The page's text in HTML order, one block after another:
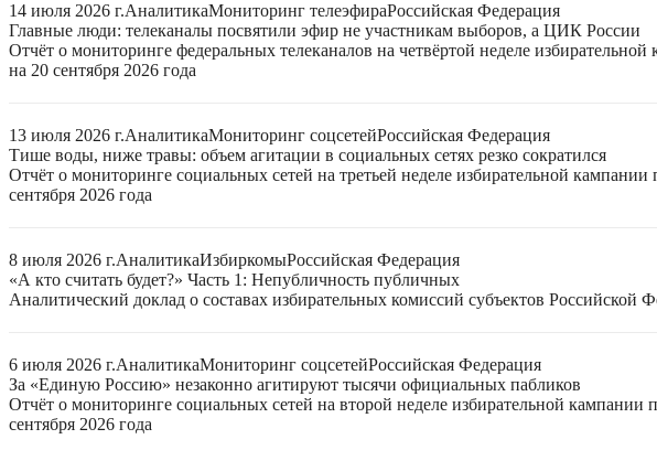
14 июля 2026 г.АналитикаМониторинг телеэфираРоссийская Федерация
Главные люди: телеканалы посвятили эфир не участникам выборов, а ЦИК России
Отчёт о мониторинге федеральных телеканалов на четвёртой неделе
на 20 сентября 2026 года
13 июля 2026 г.АналитикаМониторинг соцсетейРоссийская Федерация
Тише воды, ниже травы: объем агитации в социальных сетях резко сократился
Отчёт о мониторинге социальных сетей на третьей неделе избирательной
сентября 2026 года
8 июля 2026 г.АналитикаИзбиркомыРоссийская Федерация
«А кто считать будет?» Часть 1: Непубличность публичных
Аналитический доклад о составах избирательных комиссий субъектов
6 июля 2026 г.АналитикаМониторинг соцсетейРоссийская Федерация
За «Единую Россию» незаконно агитируют тысячи официальных пабликов
Отчёт о мониторинге социальных сетей на второй неделе избирательной
сентября 2026 года